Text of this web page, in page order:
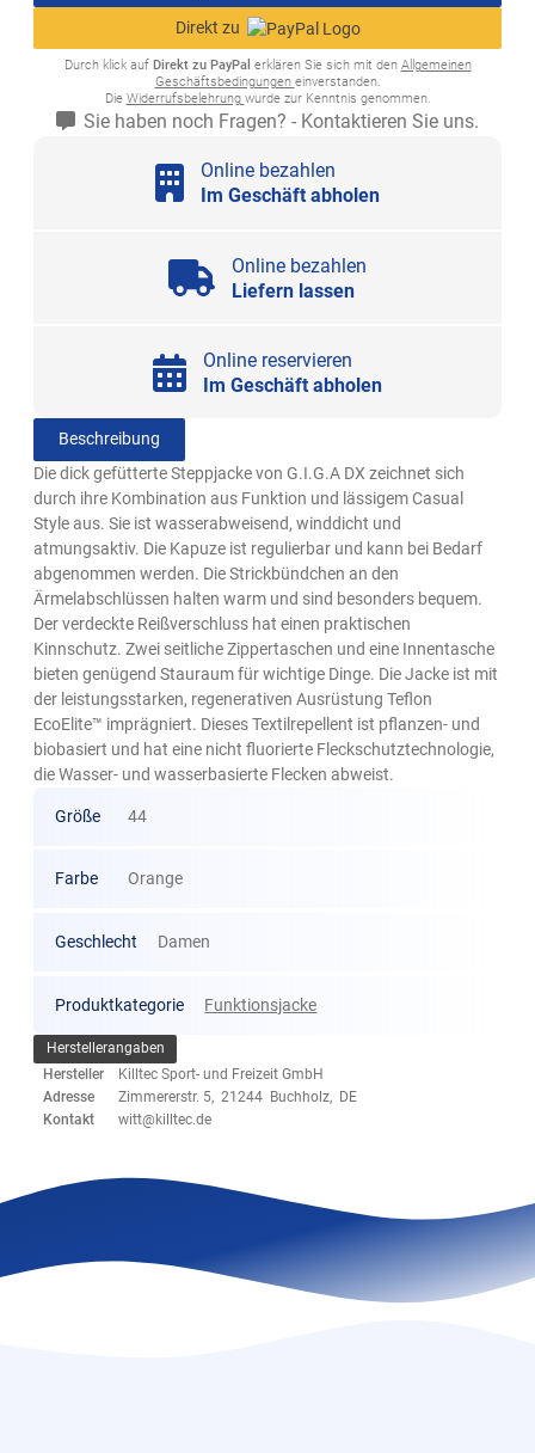
Direkt zu
Durch klick auf Direkt zu PayPal erklären Sie sich mit den Allgemeinen
Geschäftsbedingungen einverstanden.
Die Widerrufsbelehrung wurde zur Kenntnis genommen.
Sie haben noch Fragen? - Kontaktieren Sie uns.
Online bezahlen
Im Geschäft abholen
Online bezahlen
Liefern lassen
Online reservieren
Im Geschäft abholen
Beschreibung
Die dick gefütterte Steppjacke von G.I.G.A DX zeichnet sich
durch ihre Kombination aus Funktion und lässigem Casual
Style aus. Sie ist wasserabweisend, winddicht und
atmungsaktiv. Die Kapuze ist regulierbar und kann bei Bedarf
abgenommen werden. Die Strickbündchen an den
Ärmelabschlüssen halten warm und sind besonders bequem.
Der verdeckte Reißverschluss hat einen praktischen
Kinnschutz. Zwei seitliche Zippertaschen und eine Innentasche
bieten genügend Stauraum für wichtige Dinge. Die Jacke ist mit
der leistungsstarken, regenerativen Ausrüstung Teflon
EcoElite™ imprägniert. Dieses Textilrepellent ist pflanzen- und
biobasiert und hat eine nicht fluorierte Fleckschutztechnologie,
die Wasser- und wasserbasierte Flecken abweist.
Größe 44
Farbe Orange
Geschlecht Damen
Produktkategorie Funktionsjacke
Herstellerangaben
Hersteller
Killtec Sport- und Freizeit GmbH
Adresse
Zimmererstr. 5, 21244 Buchholz, DE
Kontakt
witt@killtec.de